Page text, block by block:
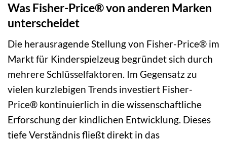
Was Fisher-Price® von anderen Marken
unterscheidet
Die herausragende Stellung von Fisher-Price® im
Markt für Kinderspielzeug begründet sich durch
mehrere Schlüsselfaktoren. Im Gegensatz zu
vielen kurzlebigen Trends investiert Fisher-
Price® kontinuierlich in die wissenschaftliche
Erforschung der kindlichen Entwicklung. Dieses
tiefe Verständnis fließt direkt in das